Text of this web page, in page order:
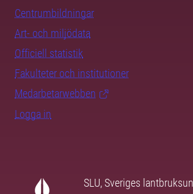
Centrumbildningar
Art- och miljödata
Officiell statistik
Fakulteter och institutioner
Medarbetarwebben
Logga in
SLU, Sveriges